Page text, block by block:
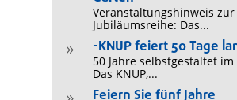
Veranstaltungshinweis zur
Jubiläumsreihe: Das...
9 -KNUP feiert 50 Tage
50 Jahre selbstgestaltet
Das KNUP,...
Feiern Sie fünf Jahre